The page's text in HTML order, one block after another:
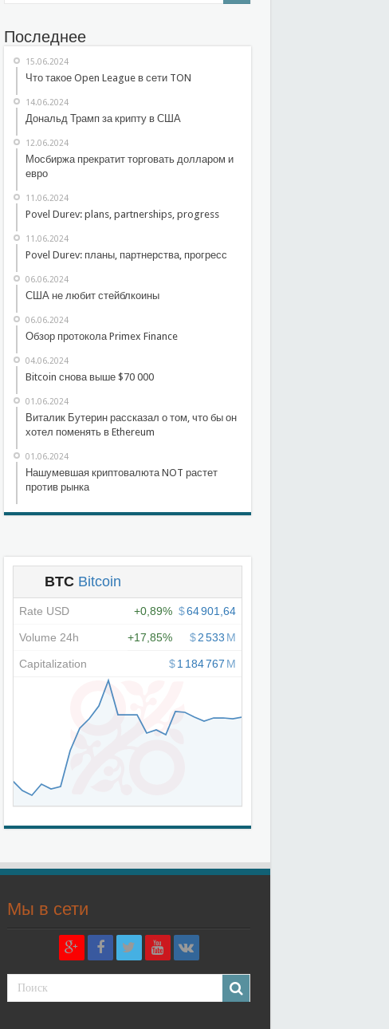
Последнее
15.06.2024
Что такое Open League в сети TON
14.06.2024
Дональд Трамп за крипту в США
12.06.2024
Мосбиржа прекратит торговать долларом и
евро
11.06.2024
Povel Durev: plans, partnerships, progress
11.06.2024
Povel Durev: планы, партнерства, прогресс
06.06.2024
США не любит стейблкоины
06.06.2024
Обзор протокола Primex Finance
04.06.2024
Bitcoin снова выше $70 000
01.06.2024
Виталик Бутерин рассказал о том, что бы он
хотел поменять в Ethereum
01.06.2024
Нашумевшая криптовалюта NOT растет
против рынка
Мы в сети